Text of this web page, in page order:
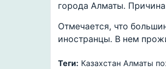
города Алматы.
Отмечается, что
иностранцы. В нем
Теги: Казахстан Алматы